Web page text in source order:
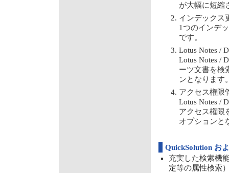
が大幅に短縮
インデックス
1つのインデ
です。
Lotus Notes /
Lotus Notes /
ーツ文書を検
ンとなります
アクセス権限
Lotus Notes /
アクセス権限
オプションと
QuickSolution お
充実した検索機
定等の属性検索